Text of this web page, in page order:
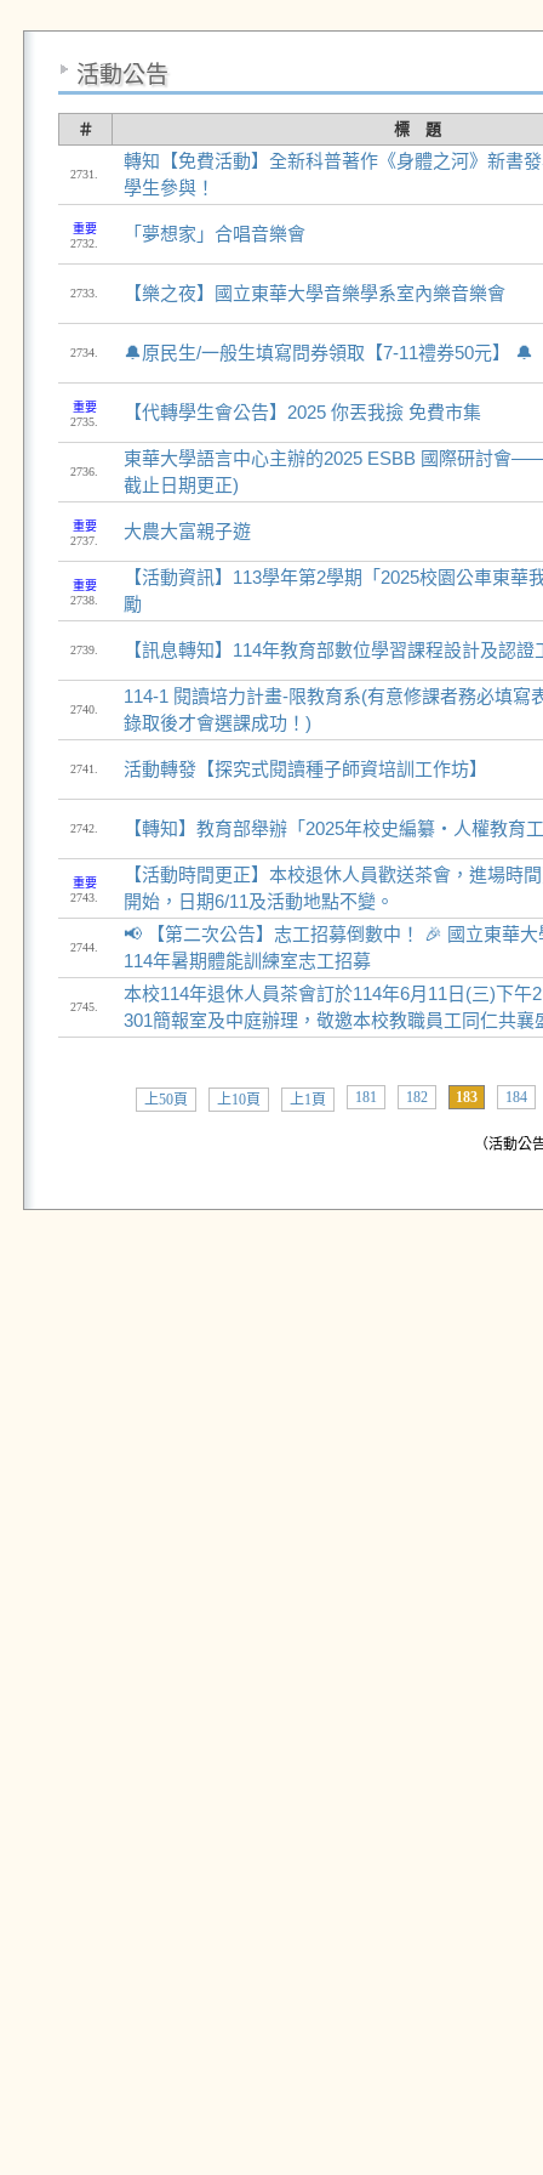
活動公告
＃ 標 題
2731.
轉知【免費活動】全新科普著作《身體之河》新書
學生參與！
重要
2732.
「夢想家」合唱音樂會
2733. 【樂之夜】國立東華大學音樂學系室內樂音樂會
2734. 🔔原民生/一般生填寫問券領取【7-11禮券50元】 🔔
重要
2735.
【代轉學生會公告】2025 你丟我撿 免費市集
2736.
東華大學語言中心主辦的2025 ESBB 國際研討會
截止日期更正)
重要
2737.
大農大富親子遊
重要
2738.
【活動資訊】113學年第2學期「2025校園公車東華
勵
2739. 【訊息轉知】114年教育部數位學習課程設計及認證
2740.
114-1 閱讀培力計畫-限教育系(有意修課者務必填寫
錄取後才會選課成功！)
2741. 活動轉發【探究式閱讀種子師資培訓工作坊】
2742. 【轉知】教育部舉辦「2025年校史編纂‧人權教育
重要
2743.
【活動時間更正】本校退休人員歡送茶會，進場時
開始，日期6/11及活動地點不變。
2744.
📢 【第二次公告】志工招募倒數中！ 🎉 國立東華
114年暑期體能訓練室志工招募
2745.
本校114年退休人員茶會訂於114年6月11日(三)下午
301簡報室及中庭辦理，敬邀本校教職員工同仁共襄
上50頁 上10頁 上1頁 181 182 183 184
（活動公